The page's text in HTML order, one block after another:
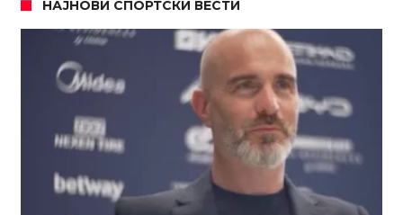
НАЈНОВИ СПОРТСКИ ВЕСТИ